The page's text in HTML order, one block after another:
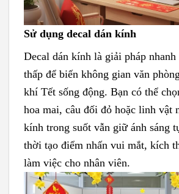
Sử dụng decal dán kính
Decal dán kính là giải pháp
thấp để biến không gian văn
khí Tết sống động. Bạn có thể
hoa mai, câu đối đỏ hoặc linh vật
kính trong suốt vẫn giữ ánh sáng
thời tạo điểm nhấn vui mắt, kích
làm việc cho nhân viên.